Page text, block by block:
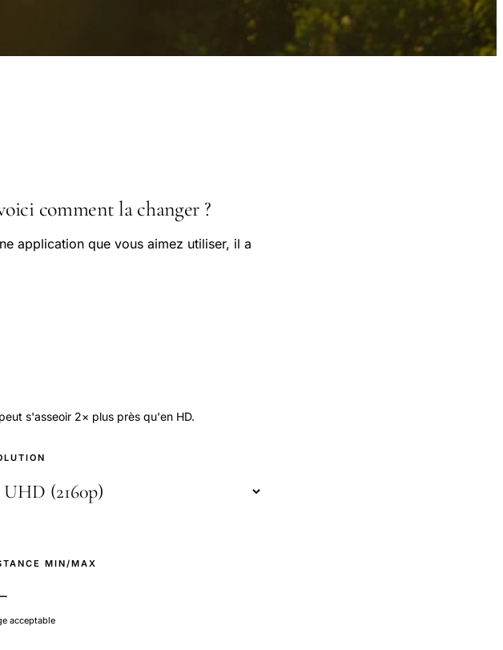
comment la changer ?
application que vous aimez utiliser, il a
s'asseoir 2× plus près qu'en HD.
MIN/MAX
acceptable